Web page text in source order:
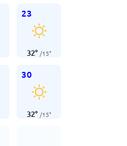
23
32° /15°
30
32° /15°